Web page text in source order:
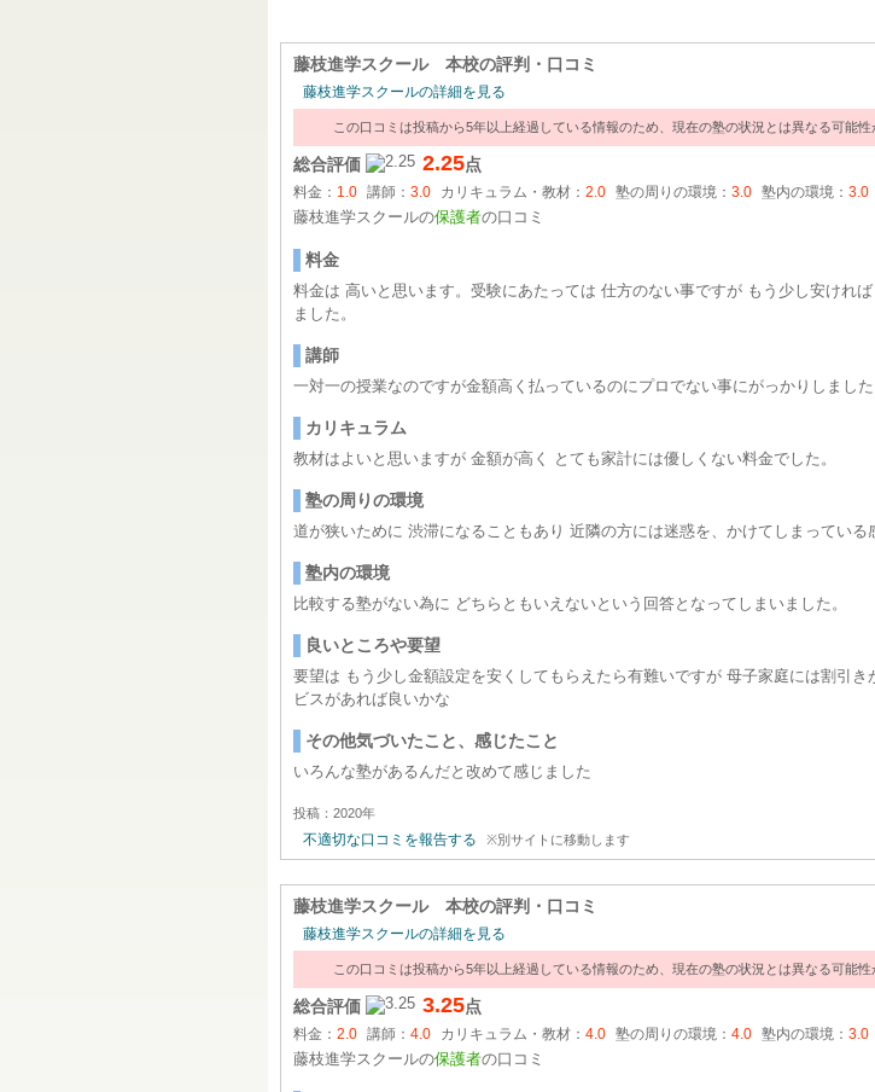
藤枝進学スクール 本校の評判・口コミ
藤枝進学スクールの詳細を見る
この口コミは投稿から5年以上経過している情報のため、現在の塾の状況とは異なる可能性
総合評価 2.25点
料金： 1.0 講師： 3.0 カリキュラム・教材： 2.0 塾の周りの環境： 3.0 塾内の環境： 3.0
藤枝進学スクールの保護者の口コミ
料金
料金は 高いと思います。受験にあたっては 仕方のない事ですが もう少し安けれ
ました。
講師
一対一の授業なのですが金額高く払っているのにプロでない事にがっかりしました
カリキュラム
教材はよいと思いますが 金額が高く とても家計には優しくない料金でした。
塾の周りの環境
道が狭いために 渋滞になることもあり 近隣の方には迷惑を、かけてしまっている
塾内の環境
比較する塾がない為に どちらともいえないという回答となってしまいました。
良いところや要望
要望は もう少し金額設定を安くしてもらえたら有難いですが 母子家庭には割引き
ビスがあれば良いかな
その他気づいたこと、感じたこと
いろんな塾があるんだと改めて感じました
投稿：2020年
不適切な口コミを報告する ※別サイトに移動します
藤枝進学スクール 本校の評判・口コミ
藤枝進学スクールの詳細を見る
この口コミは投稿から5年以上経過している情報のため、現在の塾の状況とは異なる可能性
総合評価 3.25点
料金： 2.0 講師： 4.0 カリキュラム・教材： 4.0 塾の周りの環境： 4.0 塾内の環境： 3.0
藤枝進学スクールの保護者の口コミ